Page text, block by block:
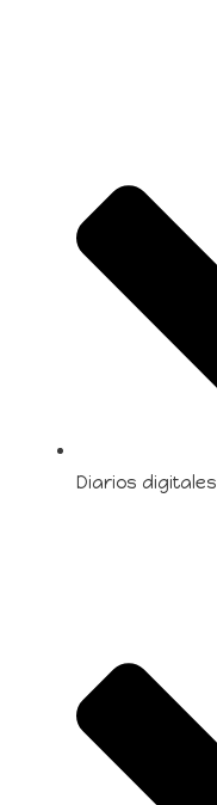
Diarios digitales